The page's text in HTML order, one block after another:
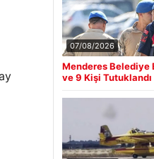
07/08/2026
Menderes Belediye
ve 9 Kişi Tutuklandı